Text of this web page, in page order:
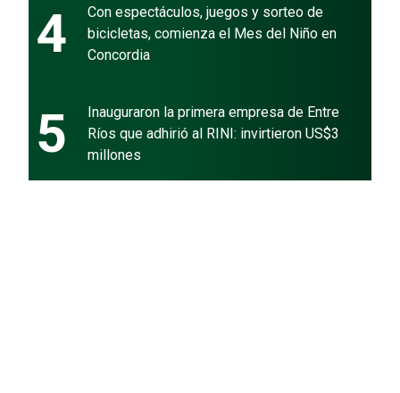
4
Con espectáculos, juegos y sorteo de
bicicletas, comienza el Mes del Niño en
Concordia
5
Inauguraron la primera empresa de Entre
Ríos que adhirió al RINI: invirtieron US$3
millones